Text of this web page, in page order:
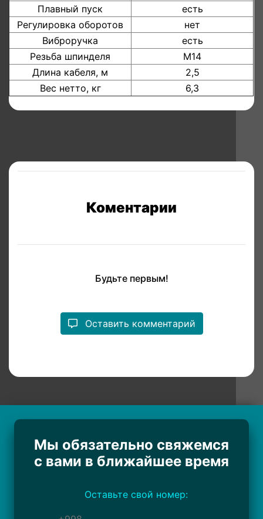
Плавный пуск
есть
Регулировка оборотов
нет
Виброручка
есть
Резьба шпинделя
М14
Длина кабеля, м
2,5
Вес нетто, кг
6,3
Коментарии
Будьте первым!
Оставить комментарий
Мы обязательно свяжемся
с вами в ближайшее время
Оставьте свой номер: